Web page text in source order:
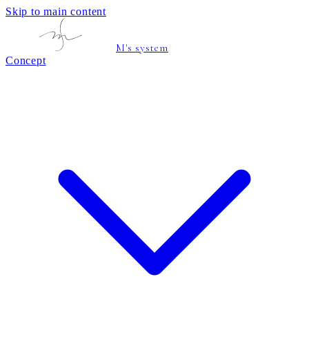
Skip to main content
M's system
Concept